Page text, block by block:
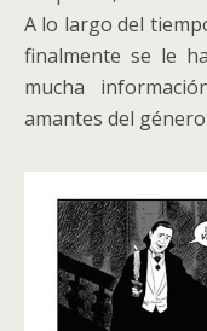
A lo largo del
finalmente se le
mucha
amantes del